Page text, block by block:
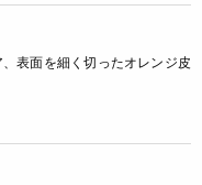
表面を細く切ったオレンジ皮